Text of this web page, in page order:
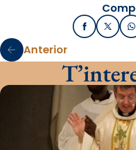
Facebook
X /
Anterior